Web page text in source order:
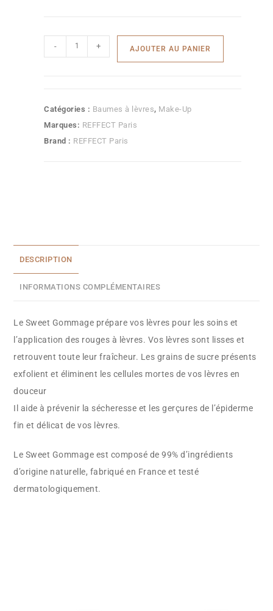
- + AJOUTER AU PANIER
Catégories : Baumes à lèvres, Make-Up
Marques: REFFECT Paris
Brand : REFFECT Paris
DESCRIPTION
INFORMATIONS COMPLÉMENTAIRES
Le Sweet Gommage prépare vos lèvres pour les soins et
l’application des rouges à lèvres. Vos lèvres sont lisses et
retrouvent toute leur fraîcheur. Les grains de sucre présents
exfolient et éliminent les cellules mortes de vos lèvres en
douceur
Il aide à prévenir la sécheresse et les gerçures de l’épiderme
fin et délicat de vos lèvres.
Le Sweet Gommage est composé de 99% d’ingrédients
d’origine naturelle, fabriqué en France et testé
dermatologiquement.